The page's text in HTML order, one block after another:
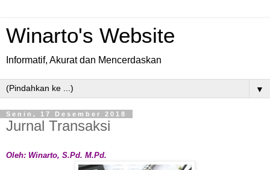
Winarto's Website
Informatif, Akurat dan Mencerdaskan
▼
Senin, 17 Desember 2018
Jurnal Transaksi
Oleh: Winarto, S.Pd. M.Pd.